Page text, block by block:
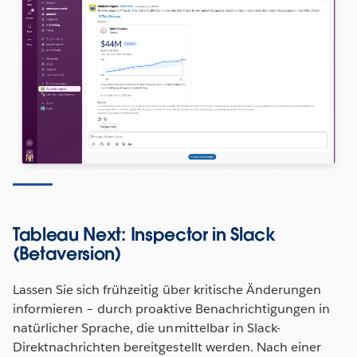
Tableau Next: Inspector in Slack
(Betaversion)
Lassen Sie sich frühzeitig über kritische Änderungen
informieren – durch proaktive Benachrichtigungen in
natürlicher Sprache, die unmittelbar in Slack-
Direktnachrichten bereitgestellt werden. Nach einer